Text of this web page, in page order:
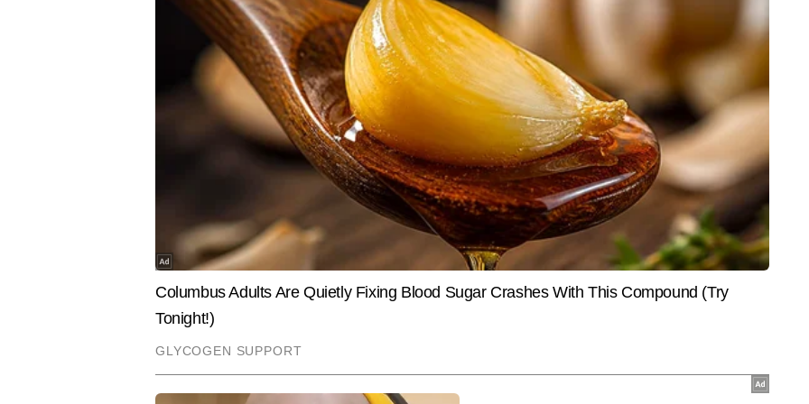
Aaj Ka Panchang : 7 अगस्त को किस
समय करें पूजा-पाठ, आज के पंचांग से जानिए
शुभ और अशुभ का सही समय
SPORTS
इंग्लैंड के 25 वर्षीय तेज गेंदबाज ने अचानक
किया अंतरराष्ट्रीय क्रिकेट से संन्यास का
ऐलान
'LGBTQIA समाज का हिस्सा, लेकिन शादी
की संस्था से छेड़छाड़ नहीं', RSS प्रमुख
मोहन भागवत का बड़ा बयान
'PM-
तक,
नीलाक्ष सिंह 2021 से टाइम्स नाउ नवभारत डिजिटल से जुड़े हैं और एजुकेशन सेक्शन के लिए कंटेंट लिखते हैं। लखनऊ
विश्वविद्यालय से मास कम्युनिकेशन की पढ़ाई के दौरान ही उन्होंने प्रिंट मीडिया में इंटर्नशिप की, जहां फील्ड रिपोर्टिंग, स्टूडेंट-इश्यू
बेस्ड ग्राउंड स्टोरीज और सटीक न्यूजराइटिंग की बुनियादी समझ हासिल की। प्रिंट के बाद डिजिटल मीडिया में भी वह एजुकेशन
बीट पर ही लगातार काम करते रहे हैं। पत्रकारिता में 10 सालों से सक्रिय नीलाक्ष सिंह  12 हजार से अधिक खबरें लिख चुके हैं।
उपयोगी कंटेंट तैयार करते हैं।